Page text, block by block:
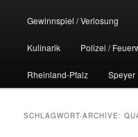
Gewinnspiel / Verlosung
Kulinarik Polizei /
Rheinland-Pfalz Speyer
SCHLAGWORT-ARCHIVE: